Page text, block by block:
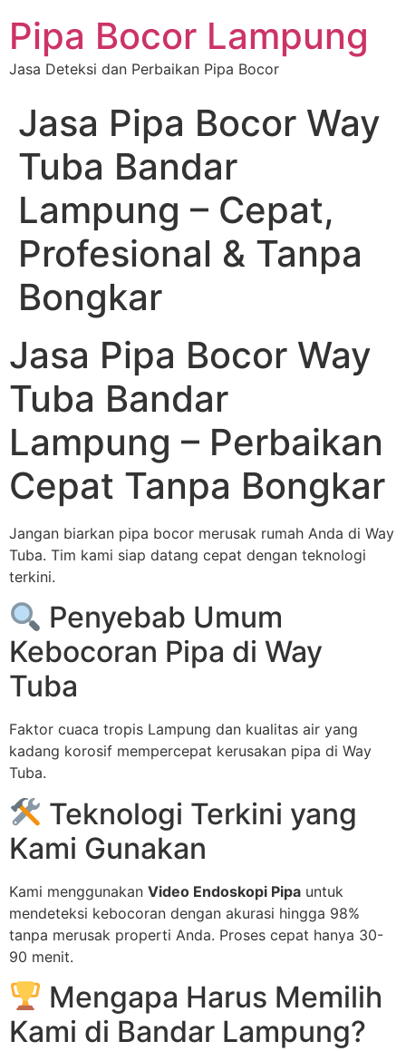
Pipa Bocor Lampung
Jasa Deteksi dan Perbaikan Pipa Bocor
Jasa Pipa Bocor Way
Tuba Bandar
Lampung – Cepat,
Profesional & Tanpa
Bongkar
Jasa Pipa Bocor Way
Tuba Bandar
Lampung – Perbaikan
Cepat Tanpa Bongkar
Jangan biarkan pipa bocor merusak rumah Anda di Way
Tuba. Tim kami siap datang cepat dengan teknologi
terkini.
Penyebab Umum
Kebocoran Pipa di Way
Tuba
Faktor cuaca tropis Lampung dan kualitas air yang
kadang korosif mempercepat kerusakan pipa di Way
Tuba.
Teknologi Terkini yang
Kami Gunakan
Kami menggunakan Video Endoskopi Pipa untuk
mendeteksi kebocoran dengan akurasi hingga 98%
tanpa merusak properti Anda. Proses cepat hanya 30-
90 menit.
Mengapa Harus Memilih
Kami di Bandar Lampung?